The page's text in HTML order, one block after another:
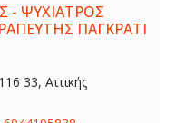
- ΨΥΧΙΑΤΡΟΣ
ΠΑΓΚΡΑΤΙ
33, Αττικής